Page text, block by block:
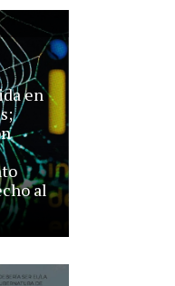
en
al